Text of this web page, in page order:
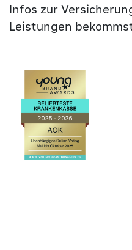
Infos zur
Leistungen